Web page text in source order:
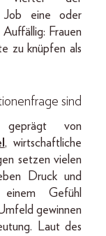
Job eine oder
Frauen
zu knüpfen als
sind
von
, wirtschaftliche
setzen vielen
Druck und
Gefühl
gewinnen
Laut des